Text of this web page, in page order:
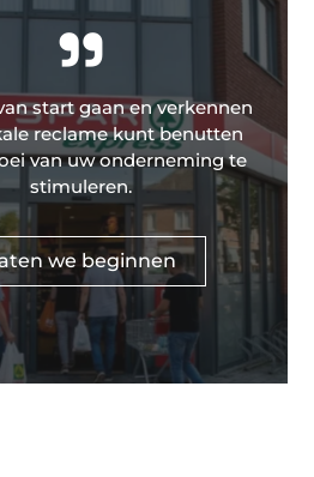
"
start gaan en verkennen
reclame kunt benutten
van uw onderneming te
stimuleren.
we beginnen